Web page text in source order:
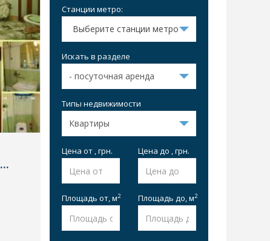
Станции метро:
Выберите станции метро
Искать в разделе
Типы недвижимости
Цена от , грн. Цена до , грн.
Площадь от,м2 Площадь до,м2